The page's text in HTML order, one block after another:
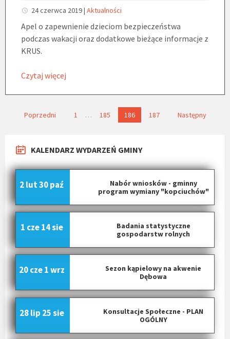
24 czerwca 2019| Aktualności
Apel o zapewnienie dzieciom bezpieczeństwa
podczas wakacji oraz dodatkowe bieżące informacje z
KRUS.
Czytaj więcej
g
a
o
w
h
Poprzedni 1 … 185 186 187 Następny
KALENDARZ WYDARZEŃ GMINY
Nabór wniosków - gminny
program wymiany "kopciuchów"
2 lut30 paź
Badania statystyczne
gospodarstw rolnych
1 cze 14 sie
Sezon kąpielowy na akwenie
Dębowa
20 cze 1 wrz
Konsultacje Społeczne - PLAN
OGÓLNY
28 lip 25 sie